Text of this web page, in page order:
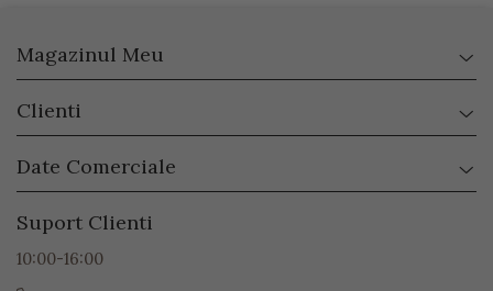
Magazinul Meu
Clienti
Date Comerciale
Suport Clienti
10:00-16:00